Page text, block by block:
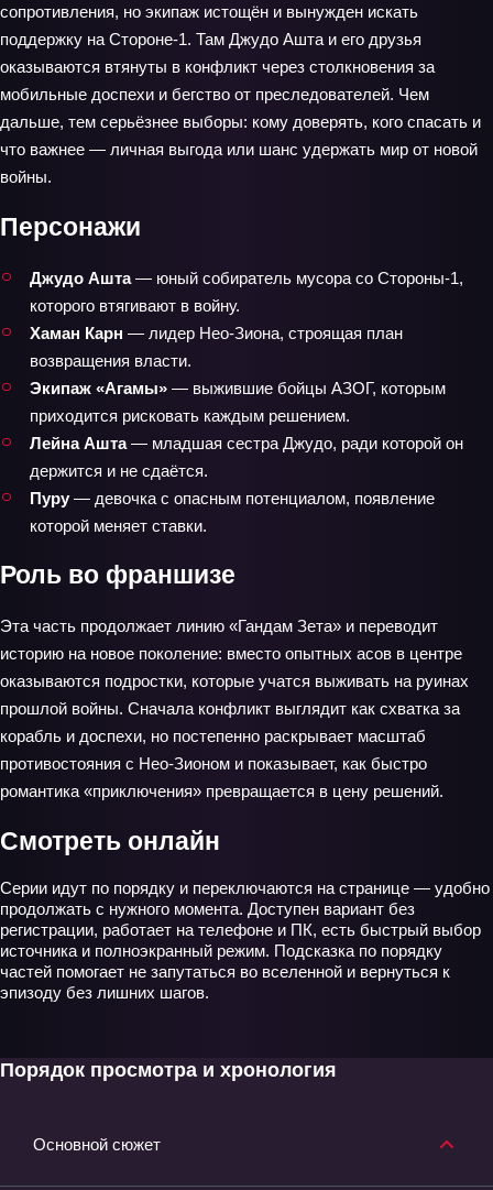
сопротивления, но экипаж истощён и вынужден искать
поддержку на Стороне-1. Там Джудо Ашта и его друзья
оказываются втянуты в конфликт через столкновения за
мобильные доспехи и бегство от преследователей. Чем
дальше, тем серьёзнее выборы: кому доверять, кого спасать и
что важнее — личная выгода или шанс удержать мир от новой
войны.
Персонажи
Джудо Ашта— юный собиратель мусора со Стороны-1,
которого втягивают в войну.
Хаман Карн — лидер Нео-Зиона, строящая план
возвращения власти.
Экипаж «Агамы» — выжившие бойцы АЗОГ, которым
приходится рисковать каждым решением.
Лейна Ашта— младшая сестра Джудо, ради которой он
держится и не сдаётся.
Пуру — девочка с опасным потенциалом, появление
которой меняет ставки.
Роль во франшизе
Эта часть продолжает линию «Гандам Зета» и переводит
историю на новое поколение: вместо опытных асов в центре
оказываются подростки, которые учатся выживать на руинах
прошлой войны. Сначала конфликт выглядит как схватка за
корабль и доспехи, но постепенно раскрывает масштаб
противостояния с Нео-Зионом и показывает, как быстро
романтика «приключения» превращается в цену решений.
Смотреть онлайн
Серии идут по порядку и переключаются на странице — удобно
продолжать с нужного момента. Доступен вариант без
регистрации, работает на телефоне и ПК, есть быстрый выбор
источника и полноэкранный режим. Подсказка по порядку
частей помогает не запутаться во вселенной и вернуться к
эпизоду без лишних шагов.
Порядок просмотра и хронология
Основной сюжет